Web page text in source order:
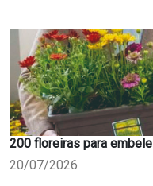
200 floreiras para
20/07/2026